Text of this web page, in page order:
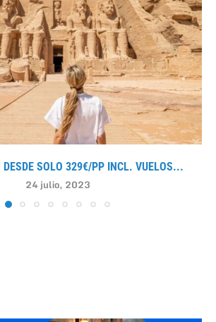
DESDE SOLO 329€/PP INCL. VUELOS...
24 julio, 2023